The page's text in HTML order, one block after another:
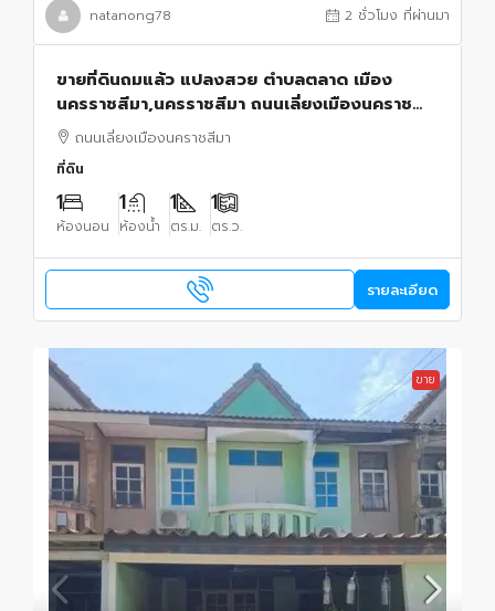
natanong78 2 ชั่วโมง ที่ผ่านมา
ขายที่ดินถมแล้ว แปลงสวย ตำบลตลาด เมือง
นครราชสีมา,นครราชสีมา ถนนเลี่ยงเมืองนคราช
สีมาถนนเลี่ยงเมืองนคราชสีมา
ที่ดิน
1
ห้องนอน
1
ห้องน้ำ
1
ตร.ม.
1
ตร.ว.
รายละเอียด
ขาย